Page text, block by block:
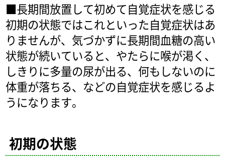
■長期間放置して初めて自覚症状を感じる
初期の状態ではこれといった自覚症状はあ
りませんが、気づかずに長期間血糖の高い
状態が続いていると、やたらに喉が渇く、
しきりに多量の尿が出る、何もしないのに
体重が落ちる、などの自覚症状を感じるよ
うになります。
初期の状態